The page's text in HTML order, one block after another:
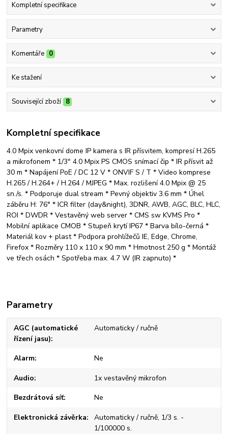
Kompletní specifikace
Parametry
Komentáře 0
Ke stažení
Související zboží 8
Kompletní specifikace
4.0 Mpix venkovní dome IP kamera s IR přísvitem, kompresí H.265
a mikrofonem * 1/3" 4.0 Mpix PS CMOS snímací čip * IR přísvit až
30 m * Napájení PoE / DC 12 V * ONVIF S / T * Video komprese
H.265 / H.264+ / H.264 / MJPEG * Max. rozlišení 4.0 Mpix @ 25
sn./s. * Podporuje dual stream * Pevný objektiv 3.6 mm * Úhel
záběru H: 76° * ICR filter (day&night), 3DNR, AWB, AGC, BLC, HLC,
ROI * DWDR * Vestavěný web server * CMS sw KVMS Pro *
Mobilní aplikace CMOB * Stupeň krytí IP67 * Barva bílo-černá *
Materiál kov + plast * Podpora prohlížečů IE, Edge, Chrome,
Firefox * Rozměry 110 x 110 x 90 mm * Hmotnost 250 g * Montáž
ve třech osách * Spotřeba max. 4.7 W (IR zapnuto) *
Parametry
AGC (automatické
řízení jasu)
Automaticky / ručně
Alarm Ne
Audio 1x vestavěný mikrofon
Bezdrátová síť Ne
Elektronická závěrka
Automaticky / ručně, 1/3 s. -
1/100000 s.